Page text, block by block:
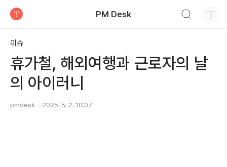
PM Desk
이슈
휴가철, 해외여행과 근로자의 날
의 아이러니
pmdesk 2025. 5. 2. 10:07